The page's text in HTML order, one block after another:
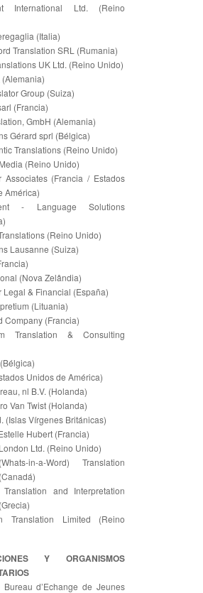
International Ltd. (Reino
(Italia)
Translation SRL (Rumania)
UK Ltd. (Reino Unido)
Group (Suiza)
(Francia)
GmbH (Alemania)
Gérard sprl (Bélgica)
Translations (Reino Unido)
(Reino Unido)
Associates (Francia / Estados
América)
- Language Solutions
(Reino Unido)
Lausanne (Suiza)
(Nova Zelândia)
Legal & Financial (España)
(Lituania)
Company (Francia)
Translation & Consulting
Unidos de América)
nl B.V. (Holanda)
Van Twist (Holanda)
(Islas Vírgenes Británicas)
Hubert (Francia)
Ltd. (Reino Unido)
in-a-Word) Translation
Translation and Interpretation
Translation Limited (Reino
Y ORGANISMOS
Bureau d’Echange de Jeunes